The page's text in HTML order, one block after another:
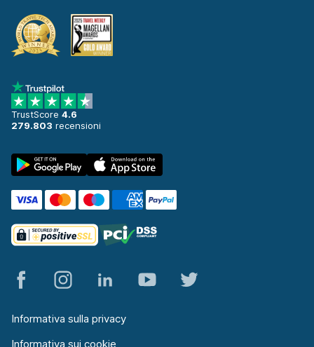
TrustScore 4.6
279.803 recensioni
Informativa sulla privacy
Informativa sui cookie